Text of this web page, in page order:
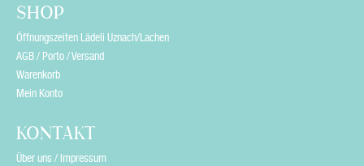
SHOP
Öffnungszeiten Lädeli Uznach/Lachen
AGB / Porto / Versand
Warenkorb
Mein Konto
KONTAKT
Über uns / Impressum